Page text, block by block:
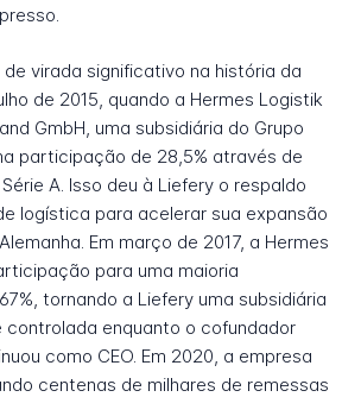
virada significativo na história da
de 2015, quando a Hermes Logistik
GmbH, uma subsidiária do Grupo
participação de 28,5% através de
A. Isso deu à Liefery o respaldo
logística para acelerar sua expansão
Em março de 2017, a Hermes
para uma maioria
tornando a Liefery uma subsidiária
controlada enquanto o cofundador
como CEO. Em 2020, a empresa
centenas de milhares de remessas